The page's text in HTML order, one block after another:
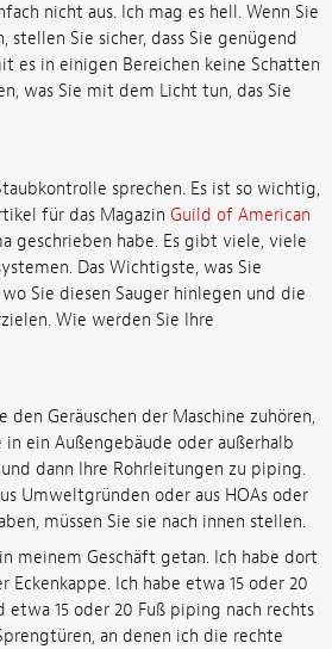
nicht aus. Ich mag es hell. Wenn Sie
stellen Sie sicher, dass Sie genügend
es in einigen Bereichen keine Schatten
was Sie mit dem Licht tun, das Sie
sprechen. Es ist so wichtig,
für das Magazin Guild of American
geschrieben habe. Es gibt viele, viele
Das Wichtigste, was Sie
Sie diesen Sauger hinlegen und die
Wie werden Sie Ihre
den Geräuschen der Maschine zuhören,
in ein Außengebäude oder außerhalb
dann Ihre Rohrleitungen zu piping.
Umweltgründen oder aus HOAs oder
müssen Sie sie nach innen stellen.
meinem Geschäft getan. Ich habe dort
Eckenkappe. Ich habe etwa 15 oder 20
etwa 15 oder 20 Fuß piping nach rechts
an denen ich die rechte